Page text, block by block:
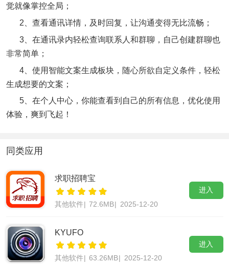
觉就像掌控全局；
2、查看通讯详情，及时回复，让沟通变得无比流畅；
3、在通讯录内轻松查询联系人和群聊，自己创建群聊也
非常简单；
4、使用智能文案生成板块，随心所欲自定义条件，轻松
生成想要的文案；
5、在个人中心，你能查看到自己的所有信息，优化使用
体验，爽到飞起！
同类应用
求职招聘宝
其他软件| 72.6MB| 2025-12-20
进入
KYUFO
其他软件 63.26MB 2025-12-20
进入